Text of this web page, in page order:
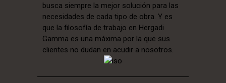
busca siempre la mejor solución para las
necesidades de cada tipo de obra. Y es
que la filosofía de trabajo en Hergadi
Gamma es una máxima por la que sus
clientes no dudan en acudir a nosotros.